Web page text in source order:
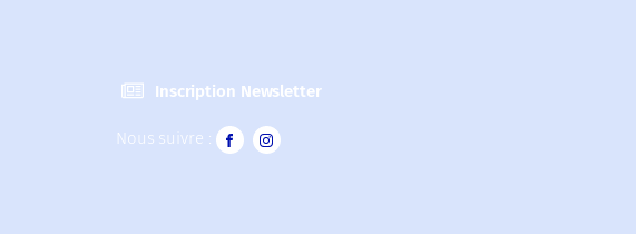
Inscription Newsletter
Nous suivre :